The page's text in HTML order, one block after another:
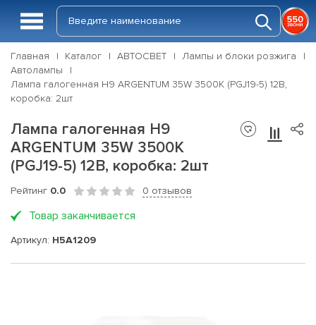
Главная Каталог АВТОСВЕТ
Лампы и блоки розжига
Автолампы
Лампа галогенная H9 ARGENTUM 35W 3500К (PGJ19-5) 12В,
коробка: 2шт
Лампа галогенная H9
ARGENTUM 35W 3500К
(PGJ19-5) 12В, коробка: 2шт
Рейтинг 0.0 0 отзывов
Товар заканчивается
Артикул: H5A1209